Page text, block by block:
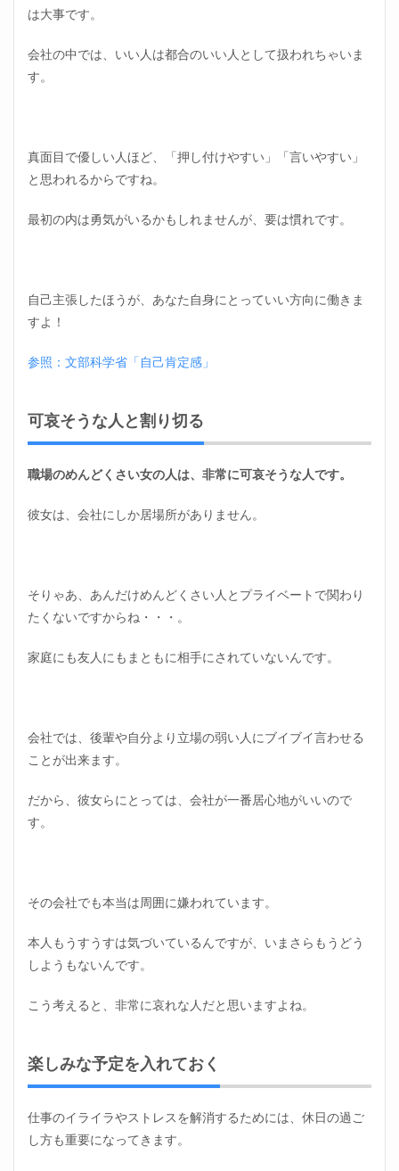
は大事です。
会社の中では、いい人は都合のいい人として扱われちゃいま
す。
真面目で優しい人ほど、「押し付けやすい」「言いやすい」
と思われるからですね。
最初の内は勇気がいるかもしれませんが、要は慣れです。
自己主張したほうが、あなた自身にとっていい方向に働きま
すよ！
参照：文部科学省「自己肯定感」
可哀そうな人と割り切る
職場のめんどくさい女の人は、非常に可哀そうな人です。
彼女は、会社にしか居場所がありません。
そりゃあ、あんだけめんどくさい人とプライベートで関わり
たくないですからね・・・。
家庭にも友人にもまともに相手にされていないんです。
会社では、後輩や自分より立場の弱い人にブイブイ言わせる
ことが出来ます。
だから、彼女らにとっては、会社が一番居心地がいいので
す。
その会社でも本当は周囲に嫌われています。
本人もうすうすは気づいているんですが、いまさらもうどう
しようもないんです。
こう考えると、非常に哀れな人だと思いますよね。
楽しみな予定を入れておく
仕事のイライラやストレスを解消するためには、休日の過ご
し方も重要になってきます。